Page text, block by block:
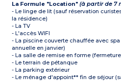
La Formule "Location"(à partir de 7
- Le linge de lit (sauf réservation
la résidence)
- La TV
- L'accès WIFI
- La piscine couverte chauffée avec
annuelle en janvier)
- La salle de remise en forme
- Le terrain de pétanque
- La parking extérieur
- Le ménage d'appoint** fin de séjour